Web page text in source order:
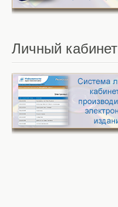
Личный кабинет